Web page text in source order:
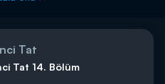
Tat
Tat 14. Bölüm